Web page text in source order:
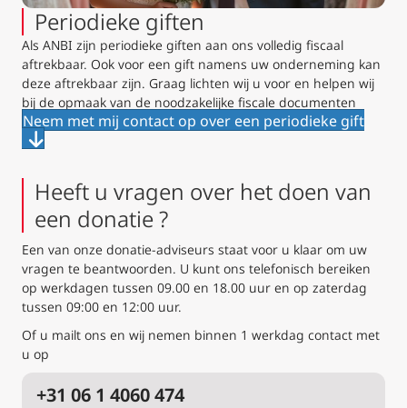
Periodieke giften
Als ANBI zijn periodieke giften aan ons volledig fiscaal
aftrekbaar. Ook voor een gift namens uw onderneming kan
deze aftrekbaar zijn. Graag lichten wij u voor en helpen wij
bij de opmaak van de noodzakelijke fiscale documenten
Neem met mij contact op over een periodieke gift
Heeft u vragen over het doen van
een donatie ?
Een van onze donatie-adviseurs staat voor u klaar om uw
vragen te beantwoorden. U kunt ons telefonisch bereiken
op werkdagen tussen 09.00 en 18.00 uur en op zaterdag
tussen 09:00 en 12:00 uur.
Of u mailt ons en wij nemen binnen 1 werkdag contact met
u op
+31 06 1 4060 474